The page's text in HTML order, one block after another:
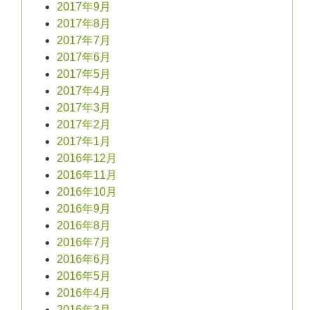
2017年9月
2017年8月
2017年7月
2017年6月
2017年5月
2017年4月
2017年3月
2017年2月
2017年1月
2016年12月
2016年11月
2016年10月
2016年9月
2016年8月
2016年7月
2016年6月
2016年5月
2016年4月